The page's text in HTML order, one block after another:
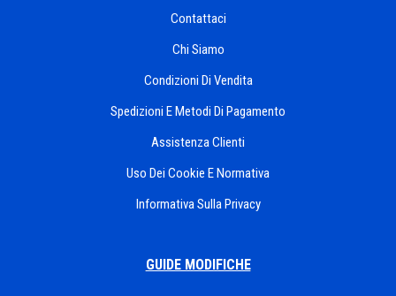
Contattaci
Chi Siamo
Condizioni Di Vendita
Spedizioni E Metodi Di Pagamento
Assistenza Clienti
Uso Dei Cookie E Normativa
Informativa Sulla Privacy
GUIDE MODIFICHE